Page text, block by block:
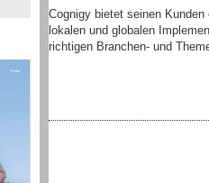
Cognigy bietet seinen
lokalen und globalen
richtigen Branchen- und